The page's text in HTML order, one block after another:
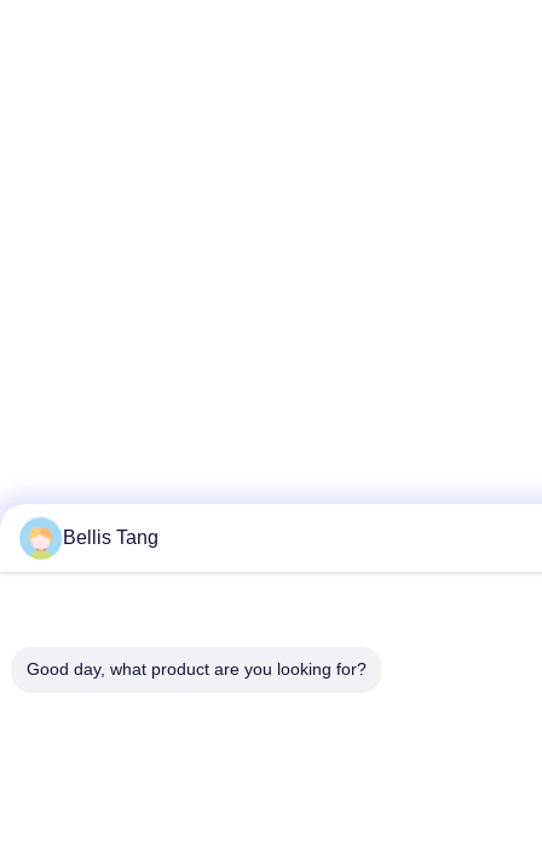
Bellis Tang
Good day, what product are you looking for?